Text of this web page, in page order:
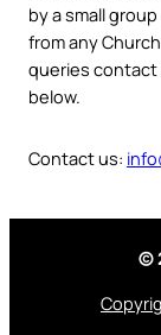
by a small
from any
queries contact
below.
Contact us:
©